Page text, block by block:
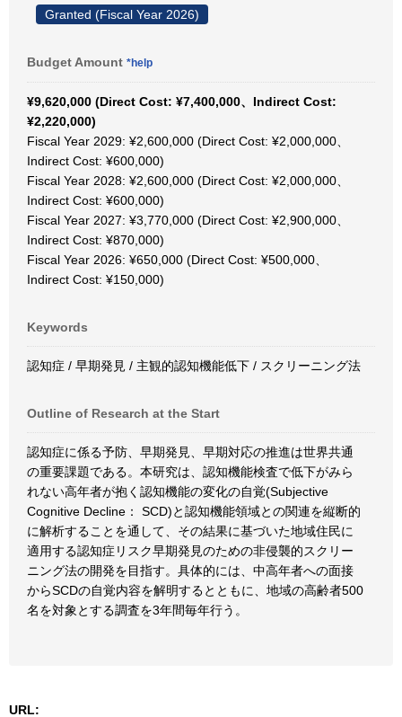
Granted (Fiscal Year 2026)
Budget Amount *help
¥9,620,000 (Direct Cost: ¥7,400,000、Indirect Cost:
¥2,220,000)
Fiscal Year 2029: ¥2,600,000 (Direct Cost: ¥2,000,000、
Indirect Cost: ¥600,000)
Fiscal Year 2028: ¥2,600,000 (Direct Cost: ¥2,000,000、
Indirect Cost: ¥600,000)
Fiscal Year 2027: ¥3,770,000 (Direct Cost: ¥2,900,000、
Indirect Cost: ¥870,000)
Fiscal Year 2026: ¥650,000 (Direct Cost: ¥500,000、
Indirect Cost: ¥150,000)
Keywords
認知症 / 早期発見 / 主観的認知機能低下 / スクリーニング法
Outline of Research at the Start
認知症に係る予防、早期発見、早期対応の推進は世界共通
の重要課題である。本研究は、認知機能検査で低下がみら
れない高年者が抱く認知機能の変化の自覚(Subjective
Cognitive Decline： SCD)と認知機能領域との関連を縦断的
に解析することを通して、その結果に基づいた地域住民に
適用する認知症リスク早期発見のための非侵襲的スクリー
ニング法の開発を目指す。具体的には、中高年者への面接
からSCDの自覚内容を解明するとともに、地域の高齢者500
名を対象とする調査を3年間毎年行う。
URL: